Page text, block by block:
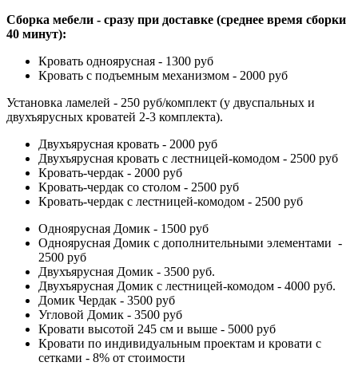
Сборка мебели - сразу при доставке (среднее время сборки
40 минут):
Кровать одноярусная - 1300 руб
Кровать с подъемным механизмом - 2000 руб
Установка ламелей - 250 руб/комплект (у двуспальных и
двухъярусных кроватей 2-3 комплекта).
Двухъярусная кровать - 2000 руб
Двухъярусная кровать с лестницей-комодом - 2500 руб
Кровать-чердак - 2000 руб
Кровать-чердак со столом - 2500 руб
Кровать-чердак с лестницей-комодом - 2500 руб
Одноярусная Домик - 1500 руб
Одноярусная Домик с дополнительными элементами -
2500 руб
Двухъярусная Домик - 3500 руб.
Двухъярусная Домик с лестницей-комодом - 4000 руб.
Домик Чердак - 3500 руб
Угловой Домик - 3500 руб
Кровати высотой 245 см и выше - 5000 руб
Кровати по индивидуальным проектам и кровати с
сетками - 8% от стоимости